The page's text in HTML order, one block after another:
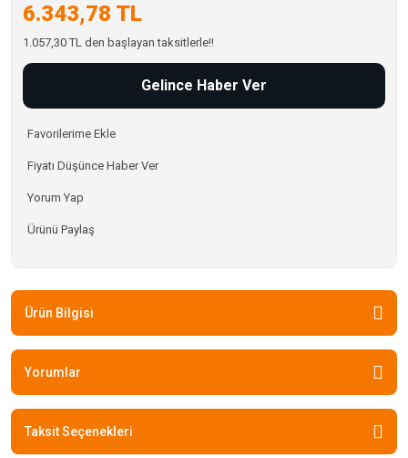
6.343,78 TL
1.057,30 TL den başlayan taksitlerle!!
Gelince Haber Ver
Fiyatı Düşünce Haber Ver
Yorum Yap
Ürünü Paylaş
Ürün Bilgisi
Yorumlar
Taksit Seçenekleri